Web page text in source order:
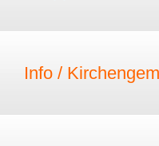
Info /